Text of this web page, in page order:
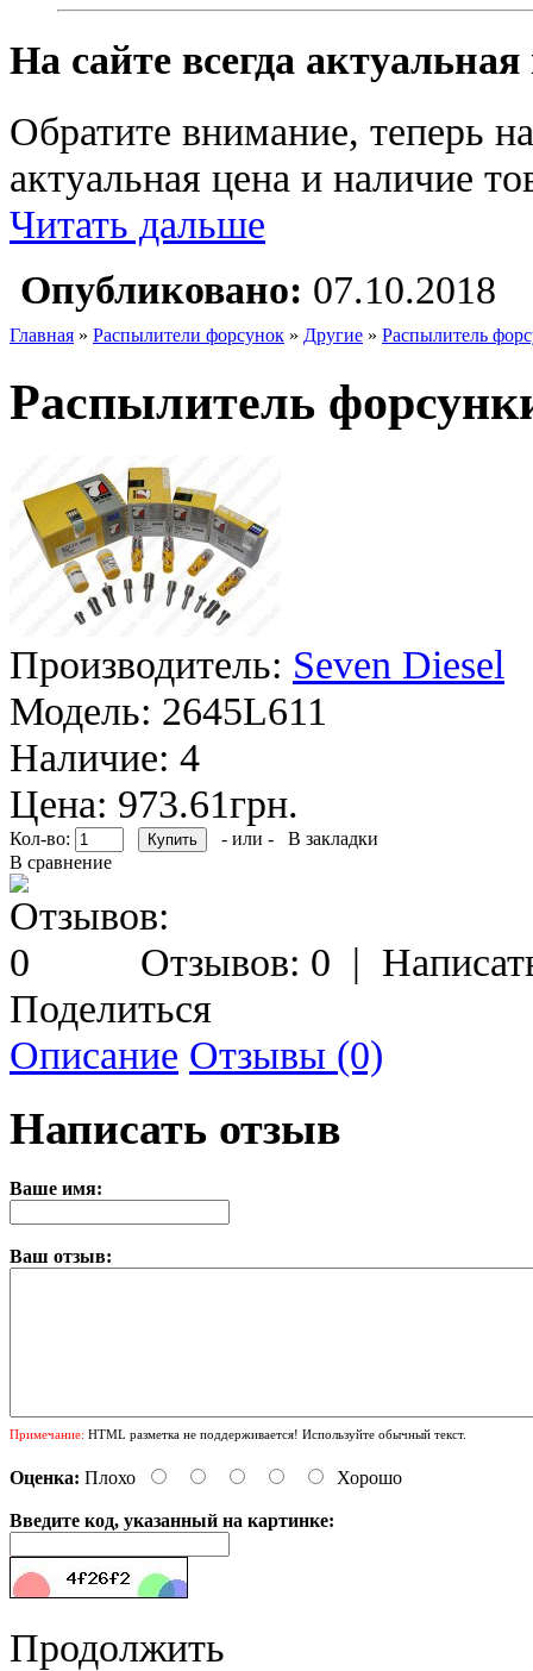
На сайте всегда
Обратите внимание, теперь
актуальная цена и наличие
Читать дальше
Опубликовано: 07.10.2018
Главная » Распылители форсунок » Другие » Распылитель
Распылитель
Производитель: Seven Diesel
Модель: 2645L611
Наличие: 4
Цена: 973.61грн.
Кол-во: - или -
В закладки
В сравнение
Отзывов: 0 |
Поделиться
Описание Отзывы (0)
Написать отзыв
Ваше имя:
Ваш отзыв:
Примечание: HTML разметка не поддерживается! Используйте обычный текст.
Оценка: Плохо Хорошо
Введите код, указанный на картинке:
Продолжить